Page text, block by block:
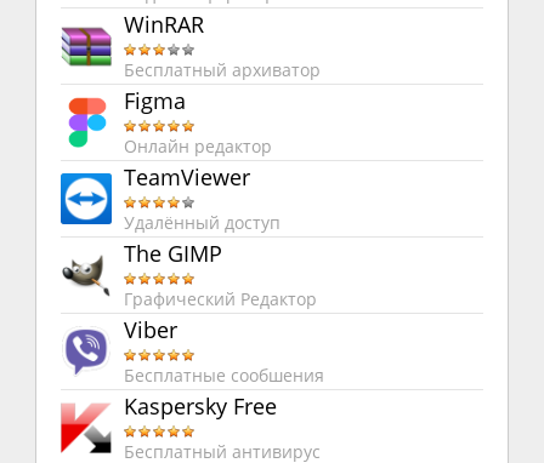
WinRAR
Бесплатный архиватор
Figma
Онлайн редактор
TeamViewer
Удалённый доступ
The GIMP
Графический Редактор
Viber
Бесплатные сообшения
Kaspersky Free
Бесплатный антивирус